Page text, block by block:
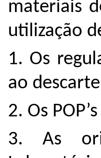
materiais
utilização
1. Os
ao
2. Os
3. As